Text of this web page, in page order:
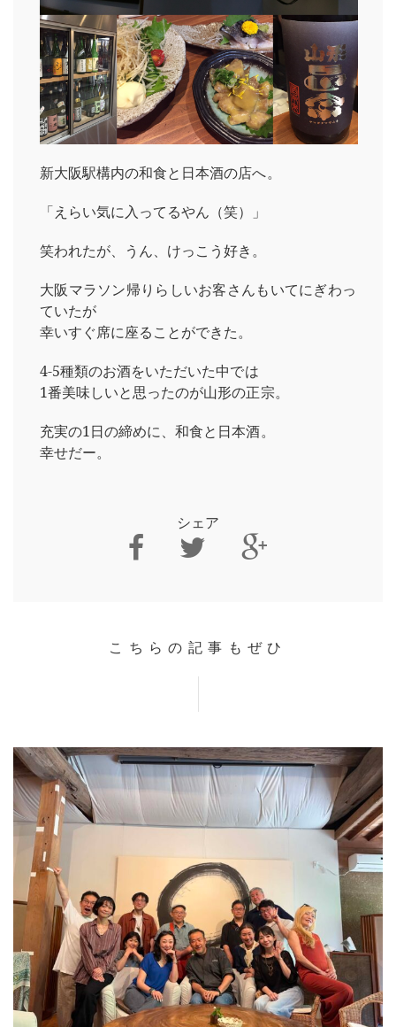
新大阪駅構内の和食と日本酒の店へ。
「えらい気に入ってるやん（笑）」
笑われたが、うん、けっこう好き。
大阪マラソン帰りらしいお客さんもいてにぎわっ
ていたが
幸いすぐ席に座ることができた。
4-5種類のお酒をいただいた中では
1番美味しいと思ったのが山形の正宗。
充実の1日の締めに、和食と日本酒。
幸せだー。
シェア
こちらの記事もぜひ